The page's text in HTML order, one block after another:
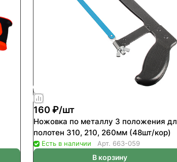
160 ₽/шт
Ножовка по металлу 3 положения
полотен 310, 210, 260мм (48шт/кор)
Есть в наличии Арт. 663-059
В корзину